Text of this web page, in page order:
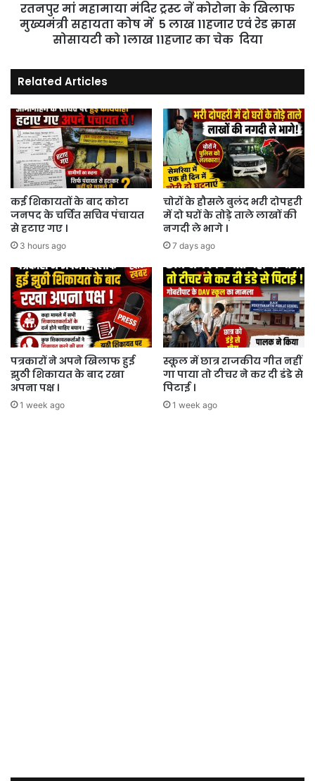
मुख्यमंत्री
सहायता
लाख
11हजार
एवं
रेड
क्रास
सोसायटी
1लाख
11हजार
का
चेक
दिया
रतनपुर मां महामाया मंदिर ट्रस्ट नें कोरोना के खिलाफ
मुख्यमंत्री सहायता कोष में 5 लाख 11हजार एवं रेड क्रास
सोसायटी को 1लाख 11हजार का चेक दिया
Related Articles
कई शिकायतों के बाद कोटा
जनपद के चर्चित सचिव पंचायत
से हटाए गए ।
3 hours ago
चोरों के हौसले बुलंद भरी दोपहरी
में दो घरों के तोड़े ताले लाखों की
नगदी ले भागे ।
7 days ago
पत्रकारों ने अपने खिलाफ हुई
झुठी शिकायत के बाद रखा
अपना पक्ष ।
1 week ago
स्कूल में छात्र राजकीय गीत नहीं
गा पाया तो टीचर ने कर दी डंडे से
पिटाई ।
1 week ago